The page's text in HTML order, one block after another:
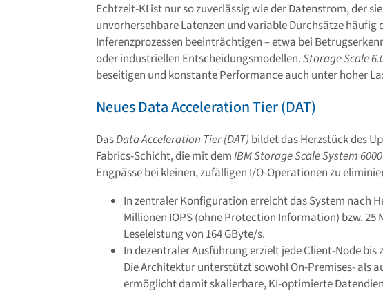
Echtzeit-KI ist nur so zuverlässig wie der Datenstrom, der
unvorhersehbare Latenzen und variable Durchsätze häufig
Inferenzprozessen beeinträchtigen – etwa bei
oder industriellen Entscheidungsmodellen.Storage Scale
beseitigen und konstante Performance auch unter hoher
Neues Data Acceleration Tier (DAT)
DasData Acceleration Tier (DAT) bildet das Herzstück des
Fabrics-Schicht, die mit demIBM Storage Scale System 6000
Engpässe bei kleinen, zufälligen I/O-Operationen zu
In zentraler Konfiguration erreicht das System nach
Millionen IOPS (ohne Protection Information) bzw. 25
Leseleistung von 164 GByte/s.
In dezentraler Ausführung erzielt jede Client-Node bis
Die Architektur unterstützt sowohl On-Premises- als
ermöglicht damit skalierbare, KI-optimierte